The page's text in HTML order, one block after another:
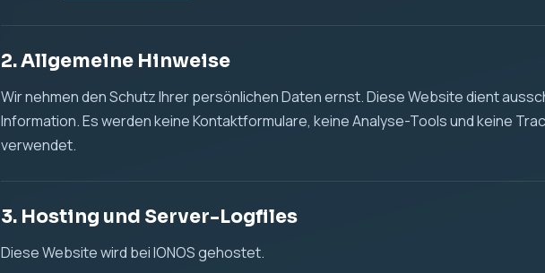
2. Allgemeine Hinweise
Wir nehmen den Schutz Ihrer persönlichen Daten ernst. Diese Website dient
Information. Es werden keine Kontaktformulare, keine Analyse-Tools und keine
verwendet.
3. Hosting und Server-Logfiles
Diese Website wird bei IONOS gehostet.